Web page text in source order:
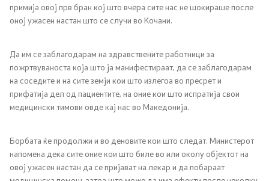
Комисии
Органи во состав
Национални координатори
Генерален Секретаријат
Односи со јавност
примија овој прв бран кој што вчера сите нас не шокираше после
оној ужасен настан што се случи во Кочани.
Да им се заблагодарам на здравствените работници за
пожртвуваноста која што ја манифестираат, да се заблагодарам
на соседите и на сите земји кои што излегоа во пресрет и
прифатија дел од пациентите, на оние кои што испратија свои
медицински тимови овде кај нас во Македонија.
Борбата ќе продолжи и во деновите кои што следат. Министерот
напомена дека сите оние кои што биле во или околу објектот на
овој ужасен настан да се пријават на лекар и да побараат